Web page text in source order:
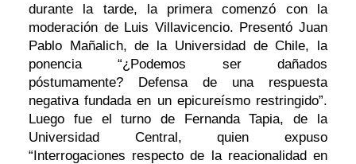
durante la tarde, la primera comenzó con la
moderación de Luis Villavicencio. Presentó Juan
Pablo Mañalich, de la Universidad de Chile, la
ponencia “¿Podemos ser dañados
póstumamente? Defensa de una respuesta
negativa fundada en un epicureísmo restringido”.
Luego fue el turno de Fernanda Tapia, de la
Universidad Central, quien expuso
“Interrogaciones respecto de la reacionalidad en